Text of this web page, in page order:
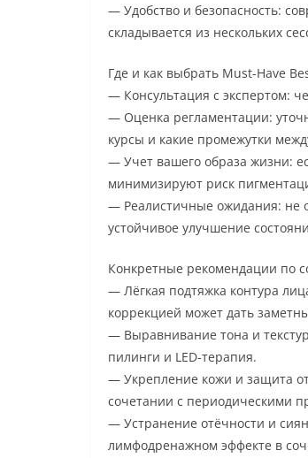
— Удобство и безопасность:
складывается из нескольких
Где и как выбрать Must-Have
— Консультация с экспертом:
— Оценка регламентации:
курсы и какие промежутки
— Учет вашего образа жизни:
минимизируют риск
— Реалистичные ожидания: не
устойчивое улучшение
Конкретные рекомендации по
— Лёгкая подтяжка контура
коррекцией может дать
— Выравнивание тона и
пилинги и LED-терапия.
— Укрепление кожи и защита
сочетании с периодическими
— Устранение отёчности и
лимфодренажном эффекте в